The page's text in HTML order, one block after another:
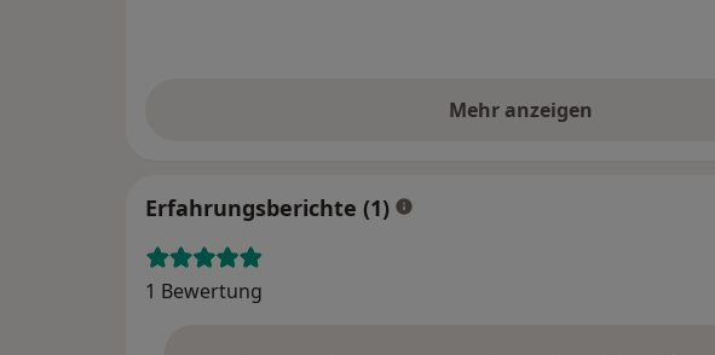
Mehr anzeigen
Erfahrungsberichte (1)
1 Bewertung